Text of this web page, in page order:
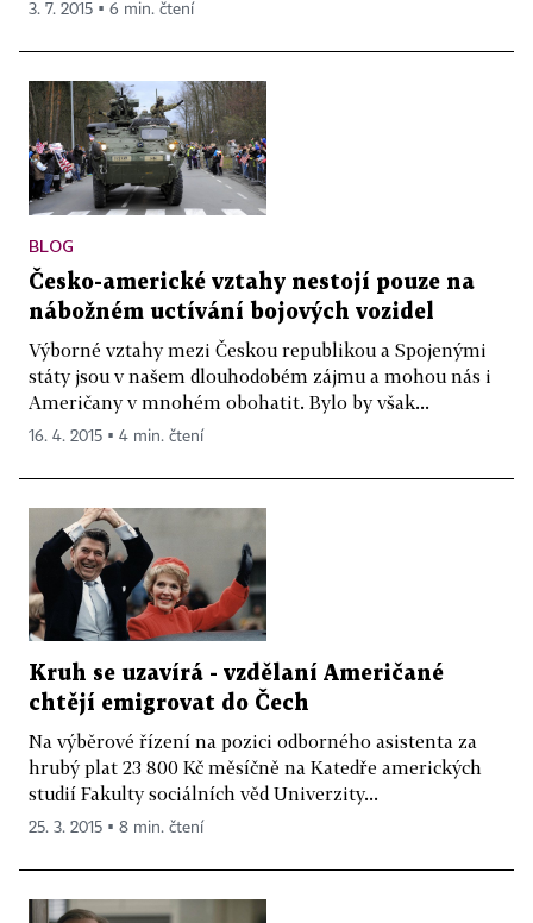
3. 7. 2015 ▪ 6 min. čtení
BLOG
Česko-americké vztahy nestojí pouze na
nábožném uctívání bojových vozidel
Výborné vztahy mezi Českou republikou a Spojenými
státy jsou v našem dlouhodobém zájmu a mohou nás i
Američany v mnohém obohatit. Bylo by však...
16. 4. 2015 ▪ 4 min. čtení
Kruh se uzavírá - vzdělaní Američané
chtějí emigrovat do Čech
Na výběrové řízení na pozici odborného asistenta za
hrubý plat 23 800 Kč měsíčně na Katedře amerických
studií Fakulty sociálních věd Univerzity...
25. 3. 2015 ▪ 8 min. čtení